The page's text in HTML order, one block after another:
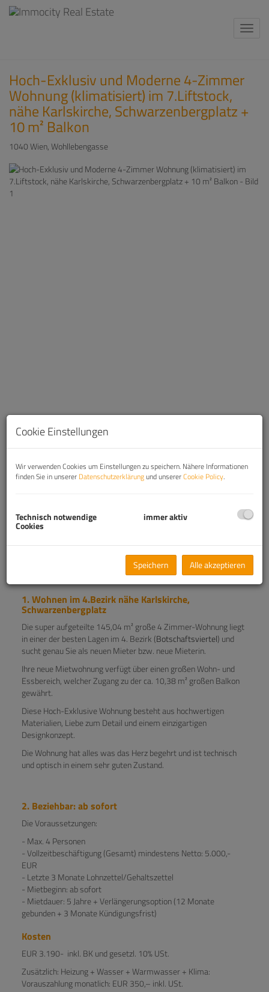
Hoch-Exklusiv und Moderne 4-Zimmer
Wohnung (klimatisiert) im 7.Liftstock,
nähe Karlskirche, Schwarzenbergplatz +
10 m² Balkon
1040 Wien, Wohllebengasse
Beschreibung
(klimatisiert) im 7.Liftstock, nähe Karlskirche,
Schwarzenbergplatz + 10 m² Balkon
*** Anfragen bitte nur per E-Mail an:ek@immo-
1. Wohnen im 4.Bezirk nähe Karlskirche,
Schwarzenbergplatz
Die super aufgeteilte 145,04 m² große 4 Zimmer-Wohnung liegt
in einer der besten Lagen im 4. Bezirk (Botschaftsviertel) und
sucht genau Sie als neuen Mieter bzw. neue Mieterin.
Ihre neue Mietwohnung verfügt über einen großen Wohn- und
Essbereich, welcher Zugang zu der ca. 10,38 m² großen Balkon
gewährt.
Diese Hoch-Exklusive Wohnung besteht aus hochwertigen
Materialien, Liebe zum Detail und einem einzigartigen
Designkonzept.
Die Wohnung hat alles was das Herz begehrt und ist technisch
und optisch in einem sehr guten Zustand.
2. Beziehbar: ab sofort
Die Voraussetzungen:
- Max. 4 Personen
- Vollzeitbeschäftigung (Gesamt) mindestens Netto: 5.000,-
EUR
- Letzte 3 Monate Lohnzettel/Gehaltszettel
- Mietbeginn: ab sofort
- Mietdauer: 5 Jahre + Verlängerungsoption (12 Monate
gebunden + 3 Monate Kündigungsfrist)
Kosten
EUR 3.190- inkl. BK und gesetzl. 10% USt.
Zusätzlich: Heizung + Wasser + Warmwasser + Klima:
Vorauszahlung monatlich: EUR 350,– inkl. USt.
Cookie Einstellungen
Wir verwenden Cookies um Einstellungen zu speichern. Nähere Informationen
finden Sie in unserer Datenschutzerklärungund unsererCookie Policy.
Technisch notwendige
Cookies
immer aktiv
Speichern Alle akzeptieren